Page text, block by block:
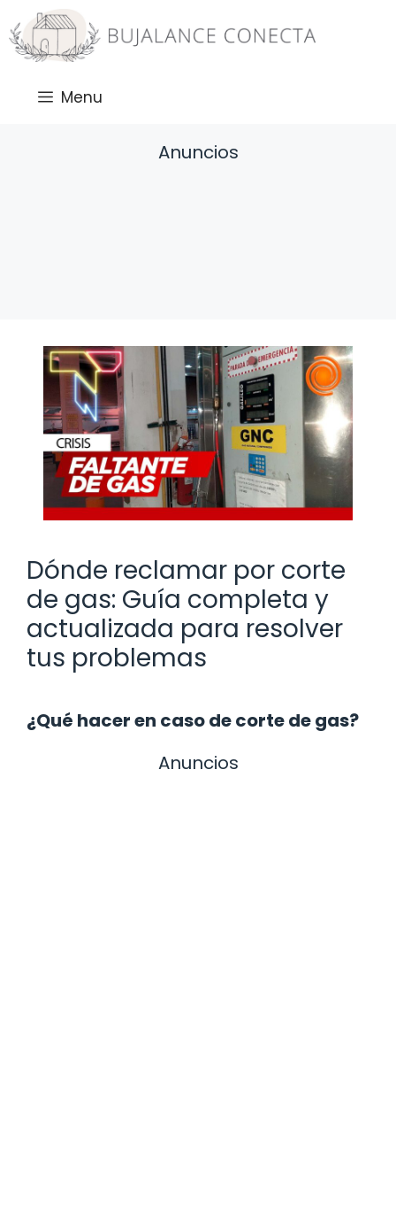
Saltar
al
contenido
Menu
Anuncios
Dónde reclamar por corte
de gas: Guía completa y
actualizada para resolver
tus problemas
¿Qué hacer en caso de corte de gas?
Anuncios